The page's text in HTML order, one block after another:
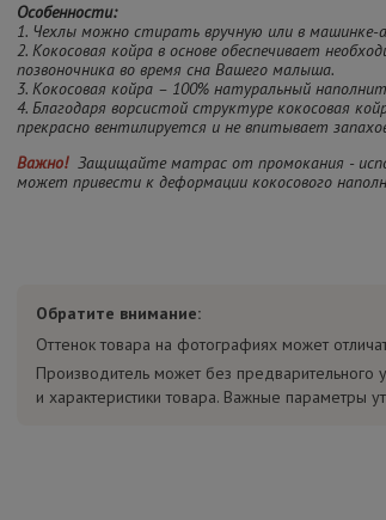
Особенности:
1. Чехлы можно стирать вручную или в
2. Кокосовая койра в основе обеспечивает
позвоночника во время сна Вашего малыша.
3. Кокосовая койра – 100% натуральный
4. Благодаря ворсистой структуре кокосовая
прекрасно вентилируется и не впитывает
Важно! Защищайте матрас от промокания -
может привести к деформации кокосового
Обратите внимание:
Оттенок товара на фотографиях может
Производитель может без предварительного
и характеристики товара. Важные параметры